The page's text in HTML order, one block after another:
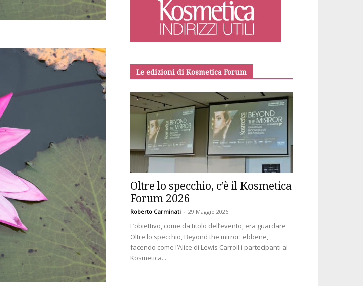
Le edizioni di Kosmetica Forum
Oltre lo specchio, c’è il Kosmetica
Forum 2026
Roberto Carminati - 29 Maggio 2026
L’obiettivo, come da titolo dell’evento, era guardare
Oltre lo specchio, Beyond the mirror: ebbene,
facendo come l’Alice di Lewis Carroll i partecipanti al
Kosmetica...